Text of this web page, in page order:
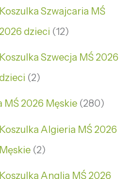
Koszulka Szwajcaria MŚ
2026 dzieci 12
Koszulka Szwecja MŚ 2026
dzieci 2
MŚ 2026 Męskie 280
Koszulka Algieria MŚ 2026
Męskie 2
Koszulka Anglia MŚ 2026